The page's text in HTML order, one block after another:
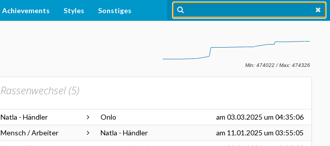
Achievements Styles Sonstiges
Rassenwechsel (5)
Natla - Händler Onlo am 03.03.2025 um 04:35:06
Mensch / Arbeiter
Natla - Händler am 11.01.2025 um 03:55:05